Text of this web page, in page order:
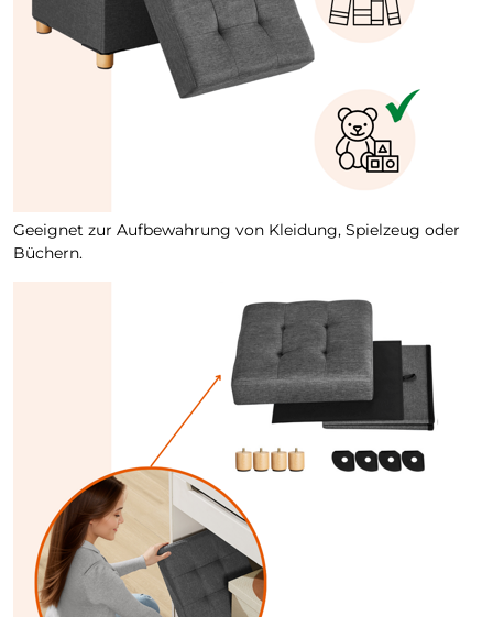
Geeignet zur Aufbewahrung von Kleidung, Spielzeug oder
Büchern.